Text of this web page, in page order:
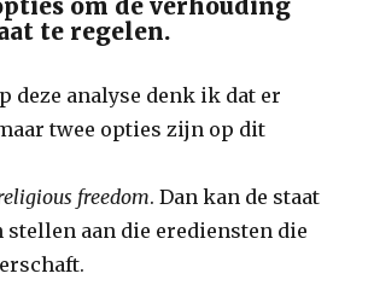
om de verhouding
te regelen.
deze analyse denk ik dat er
twee opties zijn op dit
freedom. Dan kan de staat
stellen aan die erediensten die